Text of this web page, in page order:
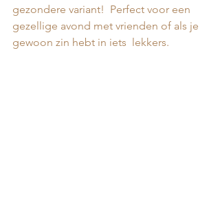
gezondere variant!  Perfect voor een
gezellige avond met vrienden of als je
gewoon zin hebt in iets  lekkers.